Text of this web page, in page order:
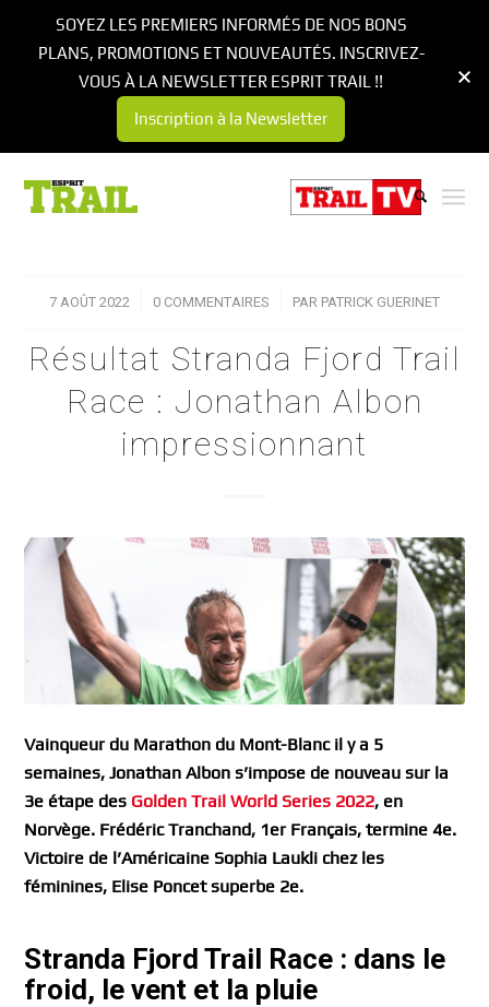
7 AOÛT 2022
/ 0 COMMENTAIRES
/ PAR PATRICK GUERINET
Résultat Stranda Fjord Trail
Race : Jonathan Albon
impressionnant
Vainqueur du Marathon du Mont-Blanc il y a 5
semaines, Jonathan Albon s’impose de nouveau sur la
3e étape des Golden Trail World Series 2022, en
Norvège. Frédéric Tranchand, 1er Français, termine 4e.
Victoire de l’Américaine Sophia Laukli chez les
féminines, Elise Poncet superbe 2e.
Stranda Fjord Trail Race : dans le
froid, le vent et la pluie
SOYEZ LES PREMIERS INFORMÉS DE NOS BONS
PLANS, PROMOTIONS ET NOUVEAUTÉS. INSCRIVEZ-
VOUS À LA NEWSLETTER ESPRIT TRAIL !!
Inscription à la Newsletter